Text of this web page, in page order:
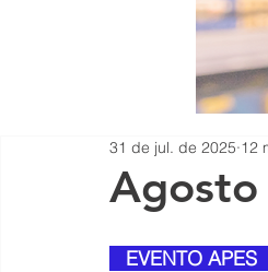
31 de jul. de 2025 12
EVENTO APES